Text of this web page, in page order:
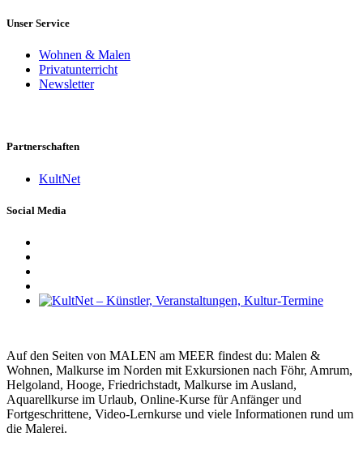
Unser Service
Wohnen & Malen
Privatunterricht
Newsletter
Partnerschaften
KultNet
Social Media
Auf den Seiten von MALEN am MEER findest du: Malen &
Wohnen, Malkurse im Norden mit Exkursionen nach Föhr, Amrum,
Helgoland, Hooge, Friedrichstadt, Malkurse im Ausland,
Aquarellkurse im Urlaub, Online-Kurse für Anfänger und
Fortgeschrittene, Video-Lernkurse und viele Informationen rund um
die Malerei.